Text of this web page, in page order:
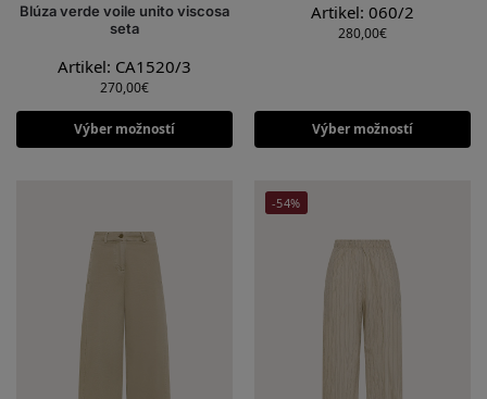
Blúza verde voile unito viscosa
seta
Artikel: CA1520/3
270,00€
Výber možností
Artikel: 060/2
280,00€
Výber možností
-54%